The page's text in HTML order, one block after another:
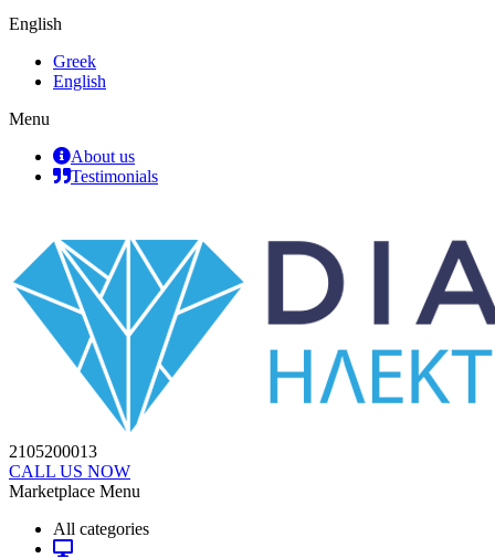
English
Greek
English
Menu
About us
Testimonials
2105200013
CALL US NOW
Marketplace Menu
All categories